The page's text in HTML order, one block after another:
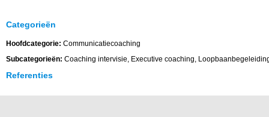
Categorieën
Hoofdcategorie: Communicatiecoaching
Subcategorieën: Coaching intervisie, Executive coaching,
Referenties